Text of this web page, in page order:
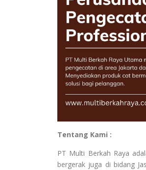
Tentang Kami :
PT Multi Berkah Raya
bergerak juga di bidang